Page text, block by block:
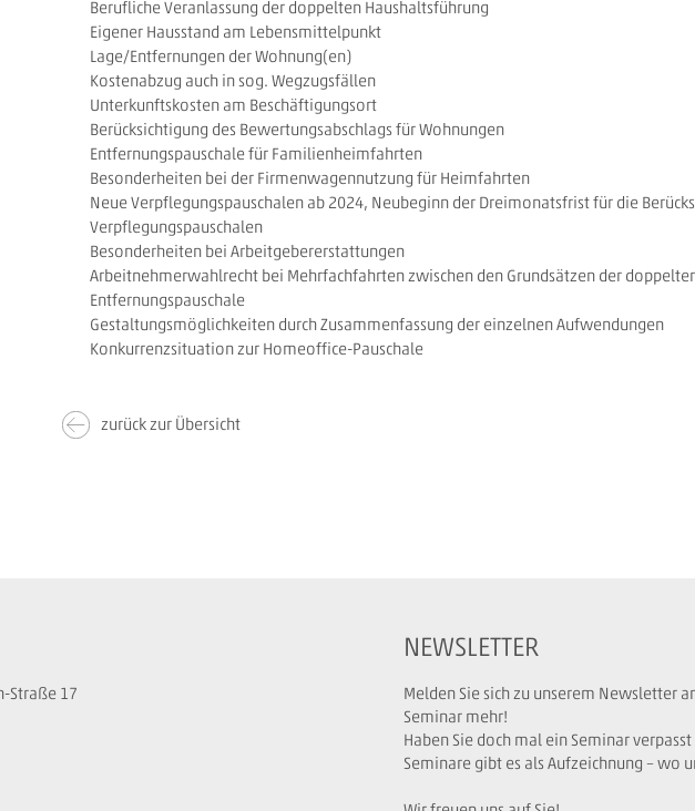
Berufliche Veranlassung der doppelten Haushaltsführung
Eigener Hausstand am Lebensmittelpunkt
Lage/Entfernungen der Wohnung(en)
Kostenabzug auch in sog. Wegzugsfällen
Unterkunftskosten am Beschäftigungsort
Berücksichtigung des Bewertungsabschlags für Wohnungen
Entfernungspauschale für Familienheimfahrten
Besonderheiten bei der Firmenwagennutzung für Heimfahrten
Neue Verpflegungspauschalen ab 2024, Neubeginn der Dreimonatsfrist für die
Verpflegungspauschalen
Besonderheiten bei Arbeitgebererstattungen
Arbeitnehmerwahlrecht bei Mehrfachfahrten zwischen den Grundsätzen der
Entfernungspauschale
Gestaltungsmöglichkeiten durch Zusammenfassung der einzelnen Aufwendungen
Konkurrenzsituation zur Homeoffice-Pauschale
zurück zur Übersicht
Straße 17
NEWSLETTER
Melden Sie sich zu unserem Newsletter
Seminar mehr!
Haben Sie doch mal ein Seminar
Seminare gibt es als Aufzeichnung – wo